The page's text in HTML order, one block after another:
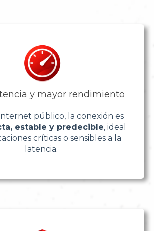
y mayor rendimiento
público, la conexión es
estable y predecible, ideal
críticas o sensibles a la
latencia.